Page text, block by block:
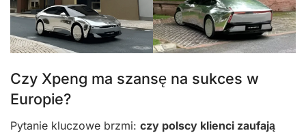
Czy Xpeng ma szansę na sukces w
Europie?
Pytanie kluczowe brzmi: czy polscy klienci zaufają